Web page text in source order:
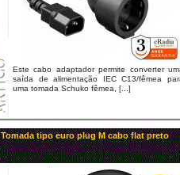
Este cabo adaptador permite converter
saída de alimentação IEC C13/fêmea
uma tomada Schuko fêmea, [...]
Tomada tipo euro plug M cabo flat preto